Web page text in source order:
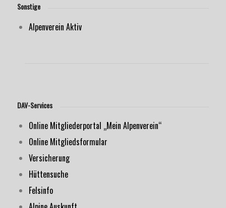
Sonstige
Alpenverein Aktiv
DAV-Services
Online Mitgliederportal „Mein Alpenverein“
Online Mitgliedsformular
Versicherung
Hüttensuche
Felsinfo